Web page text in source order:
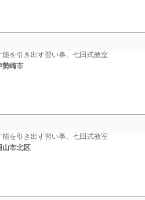
能を引き出す習い事、七田式教室
勢崎市
能を引き出す習い事、七田式教室
山市北区